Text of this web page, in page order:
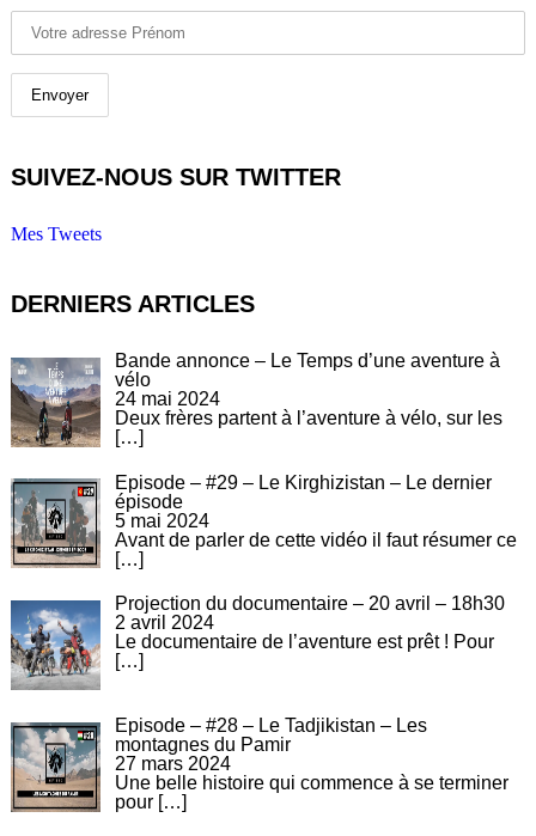
SUIVEZ-NOUS SUR TWITTER
Mes Tweets
DERNIERS ARTICLES
Bande annonce – Le Temps d’une aventure à
vélo
24 mai 2024
Deux frères partent à l’aventure à vélo, sur les
[…]
Episode – #29 – Le Kirghizistan – Le dernier
épisode
5 mai 2024
Avant de parler de cette vidéo il faut résumer ce
[…]
Projection du documentaire – 20 avril – 18h30
2 avril 2024
Le documentaire de l’aventure est prêt ! Pour
[…]
Episode – #28 – Le Tadjikistan – Les
montagnes du Pamir
27 mars 2024
Une belle histoire qui commence à se terminer
pour […]